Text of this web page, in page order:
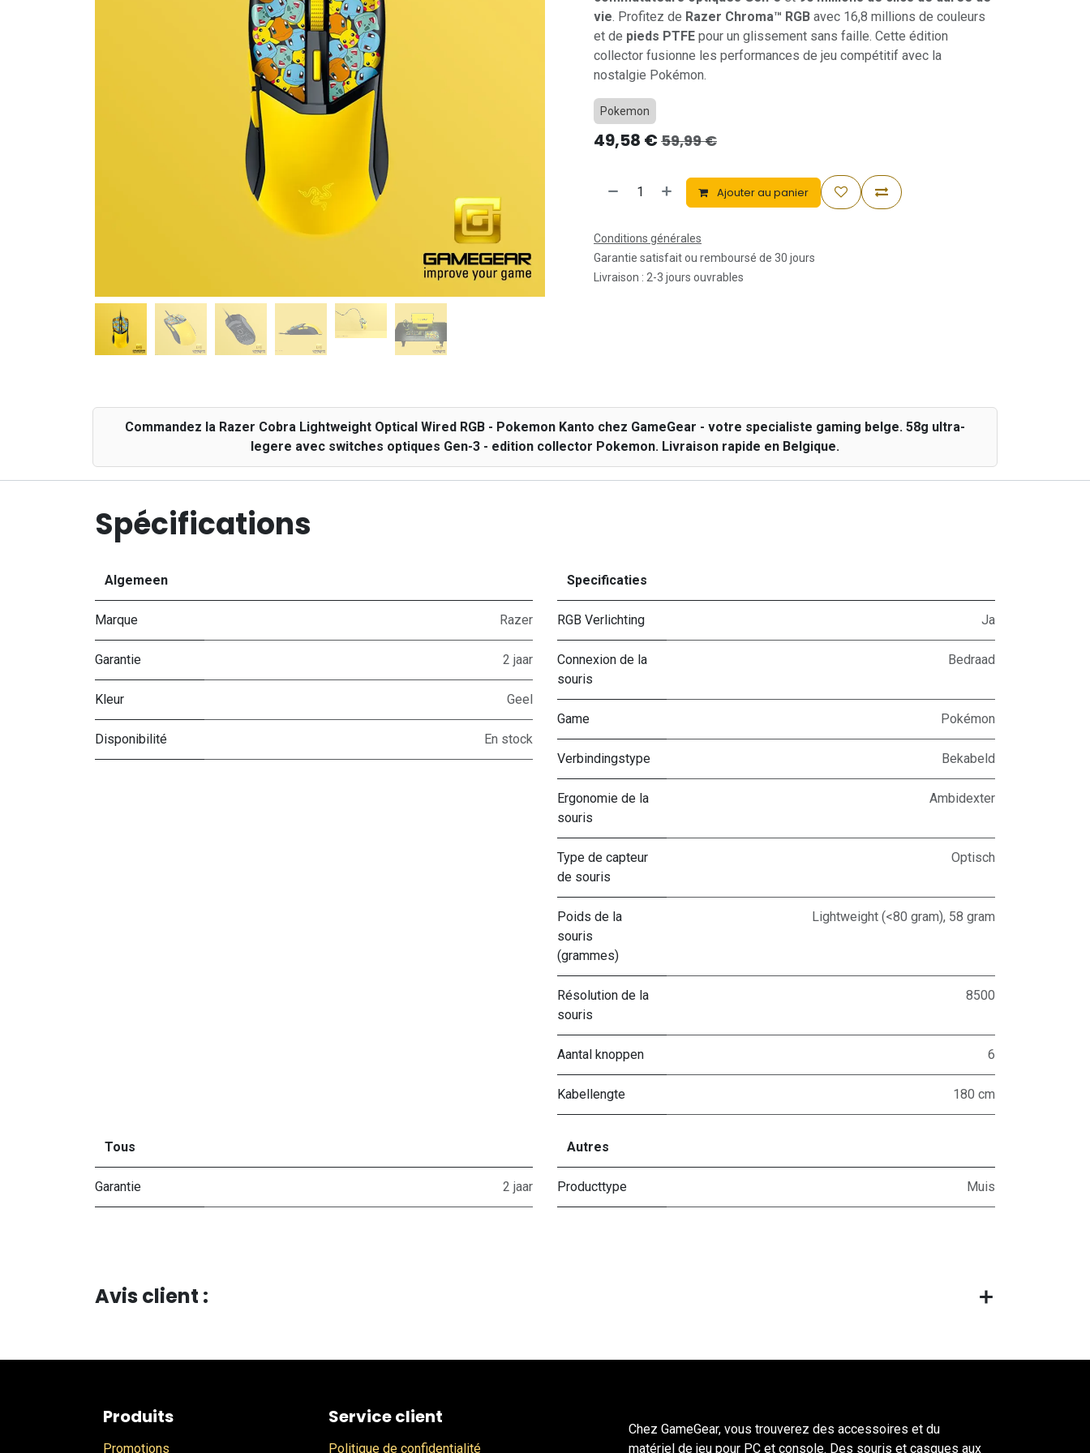
vie. Profitez de Razer Chroma™ RGB avec 16,8 millions de couleurs
et de pieds PTFE pour un glissement sans faille. Cette édition
collector fusionne les performances de jeu compétitif avec la
nostalgie Pokémon.
Pokemon
49,58 € 59,99€
Ajouter au panier
Conditions générales
Garantie satisfait ou remboursé de 30 jours
Livraison : 2-3 jours ouvrables
Commandez la Razer Cobra Lightweight Optical Wired RGB - Pokemon Kanto chez GameGear - votre specialiste gaming belge. 58g ultra-
legere avec switches optiques Gen-3 - edition collector Pokemon. Livraison rapide en Belgique.
Spécifications
Algemeen
Marque Razer
Garantie 2 jaar
Kleur Geel
Disponibilité En stock
Specificaties
RGB Verlichting Ja
Connexion de la
souris
Bedraad
Game Pokémon
Verbindingstype Bekabeld
Ergonomie de la
souris
Ambidexter
Type de capteur
de souris
Optisch
Poids de la
souris
(grammes)
Lightweight (<80 gram), 58 gram
Résolution de la
souris
8500
Aantal knoppen 6
Kabellengte 180 cm
Tous
Garantie 2 jaar
Autres
Producttype Muis
Avis client :
Produits
Promotions
Service client
Politique de confidentialité
Chez GameGear, vous trouverez des accessoires et du
matériel de jeu pour PC et console. Des souris et casques aux